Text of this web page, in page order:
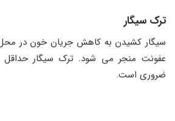
ترک سیگار
سیگار کشیدن به کاهش جریان خون در
ضروری است.